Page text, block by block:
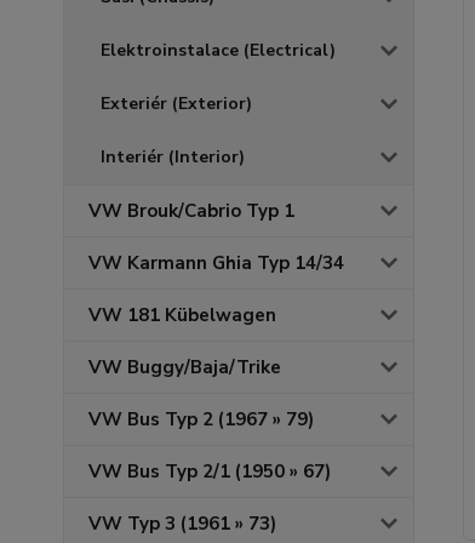
Elektroinstalace (Electrical)
Exteriér (Exterior)
Interiér (Interior)
VW Brouk/Cabrio Typ 1
VW Karmann Ghia Typ 14/34
VW 181 Kübelwagen
VW Buggy/Baja/Trike
VW Bus Typ 2 (1967 » 79)
VW Bus Typ 2/1 (1950 » 67)
VW Typ 3 (1961 » 73)